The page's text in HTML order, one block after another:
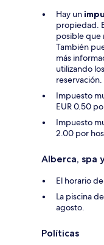
Hay un
propiedad.
posible que
También
más
utilizando
reservación.
Impuesto
EUR 0.50
Impuesto
2.00 por
Alberca, spa
El horario
La piscina
agosto.
Políticas